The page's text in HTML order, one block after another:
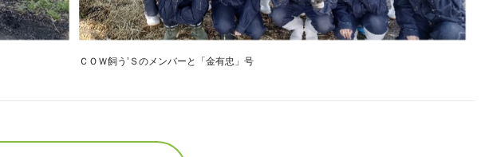
ＣＯＷ飼う’Ｓのメンバーと「金有忠」号